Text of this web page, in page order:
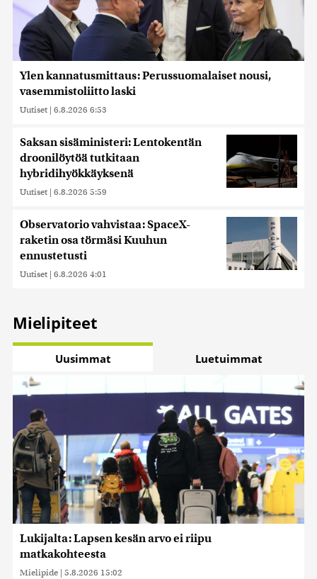
alan kumppaneillemme tietoja siitä, miten käytät
sivustoamme. Kumppanimme voivat yhdistää näitä
tietoja muihin tietoihin, joita olet antanut heille tai joita on
kerätty, kun olet käyttänyt heidän palvelujaan. Tietoja
saatetaan myös siirtää ulkomaille.
Ylen kannatusmittaus: Perussuomalaiset nousi,
vasemmistoliitto laski
Uutiset | 6.8.2026 6:53
Saksan sisäministeri: Lentokentän
droonilöytöä tutkitaan
hybridihyökkäyksenä
Uutiset | 6.8.2026 5:59
Observatorio vahvistaa: SpaceX-
raketin osa törmäsi Kuuhun
ennustetusti
Uutiset | 6.8.2026 4:01
Mielipiteet
Uusimmat Luetuimmat
Lukijalta: Lapsen kesän arvo ei riipu
matkakohteesta
Mielipide | 5.8.2026 15:02